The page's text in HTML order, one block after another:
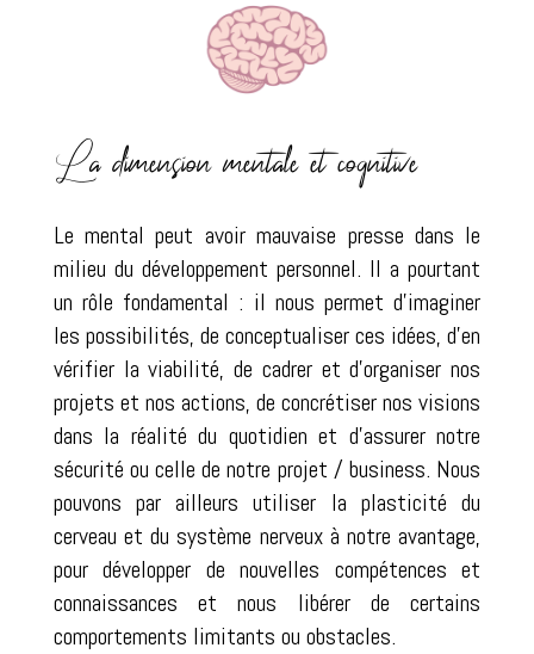
La dimension mentale et cognitive
Le mental peut avoir mauvaise presse dans le
milieu du développement personnel. Il a pourtant
un rôle fondamental : il nous permet d’imaginer
les possibilités, de conceptualiser ces idées, d’en
vérifier la viabilité, de cadrer et d’organiser nos
projets et nos actions, de concrétiser nos visions
dans la réalité du quotidien et d’assurer notre
sécurité ou celle de notre projet / business. Nous
pouvons par ailleurs utiliser la plasticité du
cerveau et du système nerveux à notre avantage,
pour développer de nouvelles compétences et
connaissances et nous libérer de certains
comportements limitants ou obstacles.